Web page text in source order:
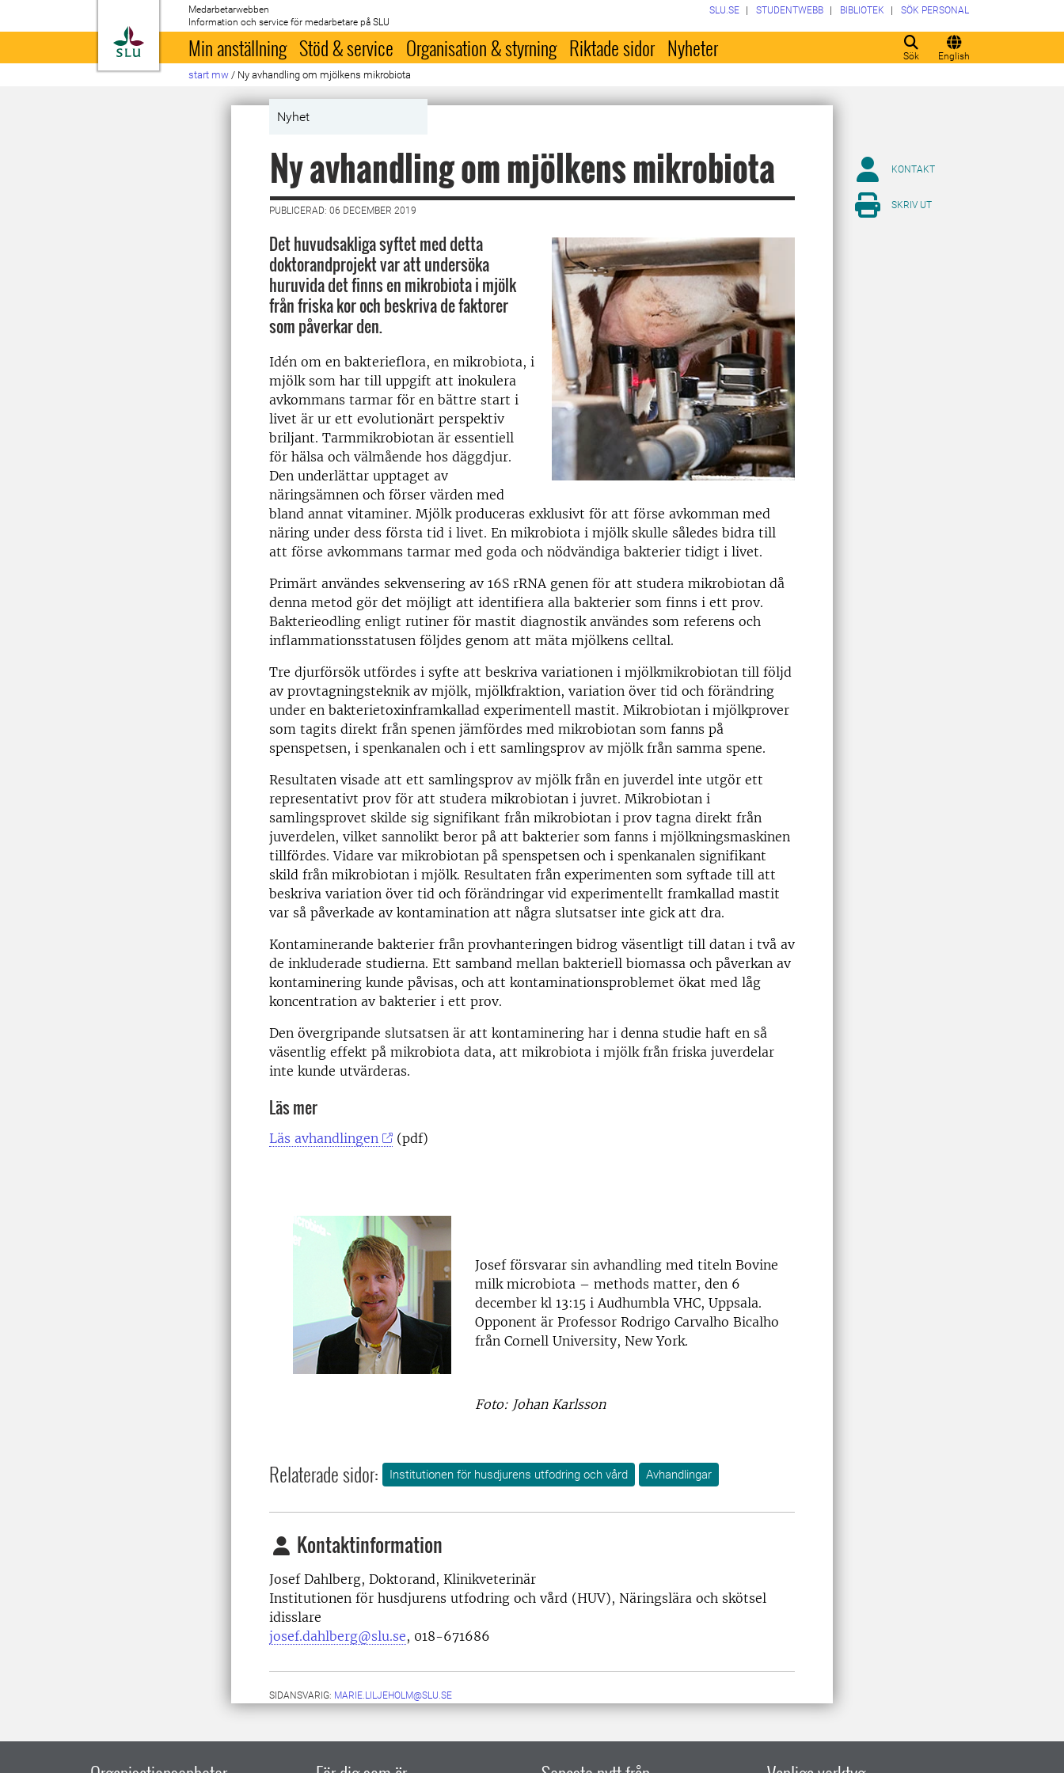
Till startsida
Medarbetarwebben
Information och service för medarbetare på SLU
Sök English
SLU.SE STUDENTWEBB BIBLIOTEK SÖK PERSONAL
Min anställning Stöd & service Organisation & styrning Riktade sidor Nyheter
start mw / Ny avhandling om mjölkens mikrobiota
Nyhet
Ny avhandling om mjölkens mikrobiota
PUBLICERAD: 06 DECEMBER 2019
Det huvudsakliga syftet med detta
doktorandprojekt var att undersöka
huruvida det finns en mikrobiota i mjölk
från friska kor och beskriva de faktorer
som påverkar den.
Idén om en bakterieflora, en mikrobiota, i
mjölk som har till uppgift att inokulera
avkommans tarmar för en bättre start i
livet är ur ett evolutionärt perspektiv
briljant. Tarmmikrobiotan är essentiell
för hälsa och välmående hos däggdjur.
Den underlättar upptaget av
näringsämnen och förser värden med
bland annat vitaminer. Mjölk produceras exklusivt för att förse avkomman med
näring under dess första tid i livet. En mikrobiota i mjölk skulle således bidra till
att förse avkommans tarmar med goda och nödvändiga bakterier tidigt i livet.
Primärt användes sekvensering av 16S rRNA genen för att studera mikrobiotan då
denna metod gör det möjligt att identifiera alla bakterier som finns i ett prov.
Bakterieodling enligt rutiner för mastit diagnostik användes som referens och
inflammationsstatusen följdes genom att mäta mjölkens celltal.
Tre djurförsök utfördes i syfte att beskriva variationen i mjölkmikrobiotan till följd
av provtagningsteknik av mjölk, mjölkfraktion, variation över tid och förändring
under en bakterietoxinframkallad experimentell mastit. Mikrobiotan i mjölkprover
som tagits direkt från spenen jämfördes med mikrobiotan som fanns på
spenspetsen, i spenkanalen och i ett samlingsprov av mjölk från samma spene.
Resultaten visade att ett samlingsprov av mjölk från en juverdel inte utgör ett
representativt prov för att studera mikrobiotan i juvret. Mikrobiotan i
samlingsprovet skilde sig signifikant från mikrobiotan i prov tagna direkt från
juverdelen, vilket sannolikt beror på att bakterier som fanns i mjölkningsmaskinen
tillfördes. Vidare var mikrobiotan på spenspetsen och i spenkanalen signifikant
skild från mikrobiotan i mjölk. Resultaten från experimenten som syftade till att
beskriva variation över tid och förändringar vid experimentellt framkallad mastit
var så påverkade av kontamination att några slutsatser inte gick att dra.
Kontaminerande bakterier från provhanteringen bidrog väsentligt till datan i två av
de inkluderade studierna. Ett samband mellan bakteriell biomassa och påverkan av
kontaminering kunde påvisas, och att kontaminationsproblemet ökat med låg
koncentration av bakterier i ett prov.
Den övergripande slutsatsen är att kontaminering har i denna studie haft en så
väsentlig effekt på mikrobiota data, att mikrobiota i mjölk från friska juverdelar
inte kunde utvärderas.
Läs mer
Läs avhandlingen (pdf)
Josef försvarar sin avhandling med titeln Bovine
milk microbiota – methods matter, den 6
december kl 13:15 i Audhumbla VHC, Uppsala.
Opponent är Professor Rodrigo Carvalho Bicalho
från Cornell University, New York.
Foto: Johan Karlsson
Relaterade sidor: Institutionen för husdjurens utfodring och vård Avhandlingar
Kontaktinformation
Josef Dahlberg, Doktorand, Klinikveterinär
Institutionen för husdjurens utfodring och vård (HUV), Näringslära och skötsel
idisslare
josef.dahlberg@slu.se, 018-671686
SIDANSVARIG: MARIE.LILJEHOLM@SLU.SE
KONTAKT
SKRIV UT